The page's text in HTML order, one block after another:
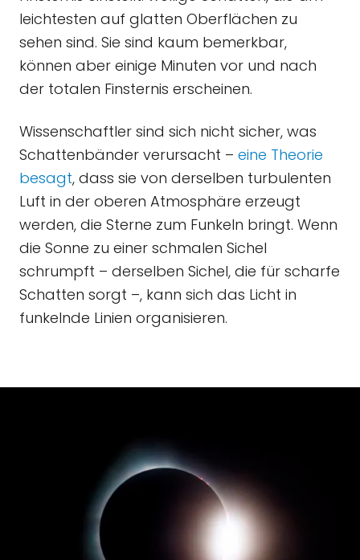
leichtesten auf glatten Oberflächen zu
sehen sind. Sie sind kaum bemerkbar,
können aber einige Minuten vor und nach
der totalen Finsternis erscheinen.
Wissenschaftler sind sich nicht sicher, was
Schattenbänder verursacht – eine Theorie
besagt, dass sie von derselben turbulenten
Luft in der oberen Atmosphäre erzeugt
werden, die Sterne zum Funkeln bringt. Wenn
die Sonne zu einer schmalen Sichel
schrumpft – derselben Sichel, die für scharfe
Schatten sorgt –, kann sich das Licht in
funkelnde Linien organisieren.